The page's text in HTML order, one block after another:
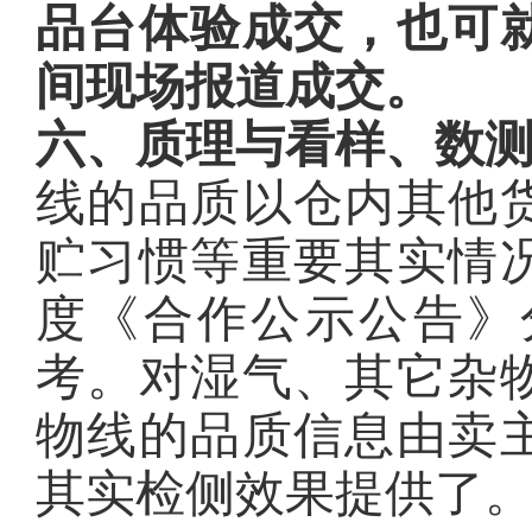
品台体验成交，也可
间现场报道成交。
六、质理与看样、数
线的品质以仓内其他
贮习惯等重要其实情
度《合作公示公告
考。对湿气、其它杂
物线的品质信息由卖
其实检侧效果提供了